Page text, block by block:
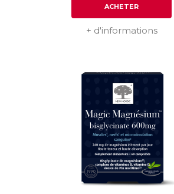
ACHETER
+ d'informations